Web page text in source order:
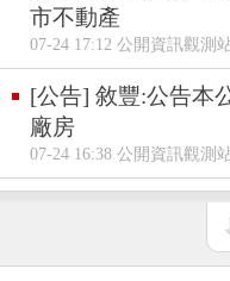
市不動產
07-24 17:12 公開資訊觀測
[公告] 敘豐:公告本
廠房
07-24 16:38 公開資訊觀測